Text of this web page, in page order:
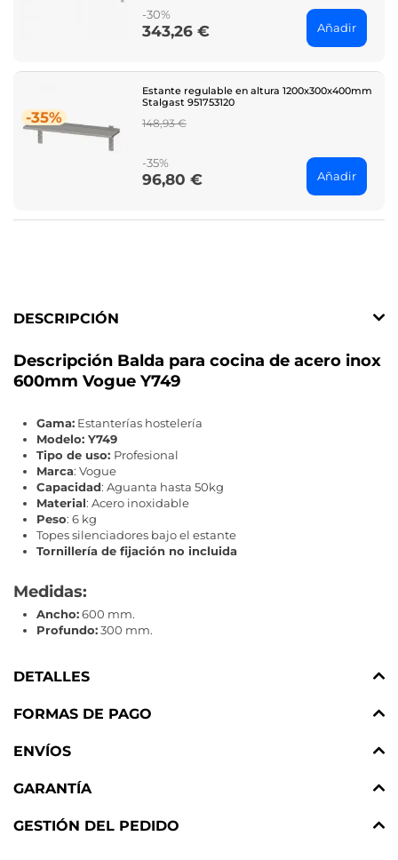
-30%
Price
343,26 € Añadir
-35%
Estante regulable en altura 1200x300x400mm
Stalgast 951753120
Regular
148,93 €
-35%
Price
96,80 € Añadir
DESCRIPCIÓN
Descripción Balda para cocina de acero inox
600mm Vogue Y749
Gama: Estanterías hostelería
Modelo: Y749
Tipo de uso: Profesional
Marca: Vogue
Capacidad: Aguanta hasta 50kg
Material: Acero inoxidable
Peso: 6 kg
Topes silenciadores bajo el estante
Tornillería de fijación no incluida
Medidas:
Ancho:600 mm.
Profundo:300 mm.
DETALLES
FORMAS DE PAGO
ENVÍOS
GARANTÍA
GESTIÓN DEL PEDIDO